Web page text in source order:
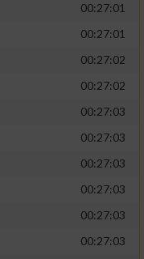
00:27:01
00:27:01
00:27:02
00:27:02
00:27:03
00:27:03
00:27:03
00:27:03
00:27:03
00:27:03